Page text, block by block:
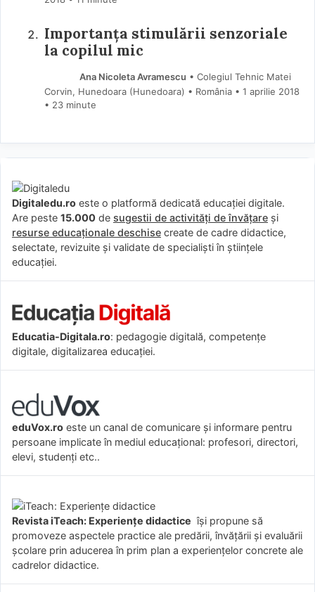
Importanța stimulării senzoriale
la copilul mic
Ana Nicoleta Avramescu • Colegiul Tehnic Matei
Corvin, Hunedoara (Hunedoara) • România
1 aprilie 2018
• 23 minute
Digitaledu.ro este o platformă dedicată educației digitale.
Are peste 15.000 de sugestii de activități de învățare și
resurse educaționale deschise create de cadre didactice,
selectate, revizuite și validate de specialiști în științele
educației.
Educatia-Digitala.ro: pedagogie digitală, competențe
digitale, digitalizarea educației.
eduVox.ro este un canal de comunicare și informare pentru
persoane implicate în mediul educațional: profesori, directori,
elevi, studenți etc..
Revista iTeach: Experienţe didactice îşi propune să
promoveze aspectele practice ale predării, învăţării şi evaluării
şcolare prin aducerea în prim plan a experienţelor concrete ale
cadrelor didactice.